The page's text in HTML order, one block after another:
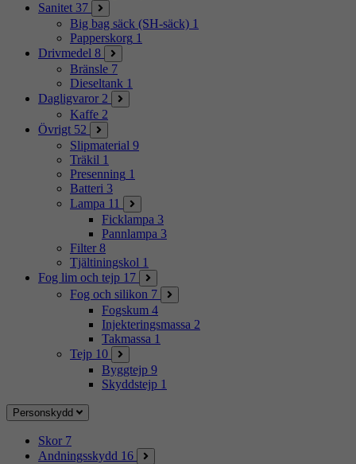
Sanitet 37
Big bag säck (SH-säck) 1
Papperskorg 1
Drivmedel 8
Bränsle 7
Dieseltank 1
Dagligvaror 2
Kaffe 2
Övrigt 52
Slipmaterial 9
Träkil 1
Presenning 1
Batteri 3
Lampa 11
Ficklampa 3
Pannlampa 3
Filter 8
Tjältiningskol 1
Fog lim och tejp 17
Fog och silikon 7
Fogskum 4
Injekteringsmassa 2
Takmassa 1
Tejp 10
Byggtejp 9
Skyddstejp 1
Personskydd
Skor 7
Andningsskydd 16